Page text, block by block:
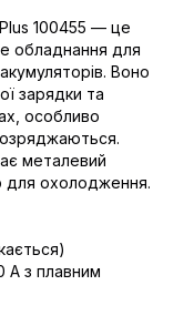
100455 — це
обладнання для
Воно
зарядки та
особливо
металевий
для охолодження.
А з плавним